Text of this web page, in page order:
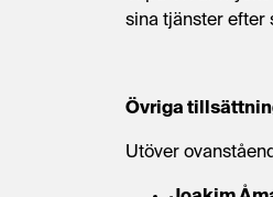
sina tjänster efter
Övriga
Utöver